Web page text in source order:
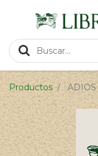
Productos ADIOS